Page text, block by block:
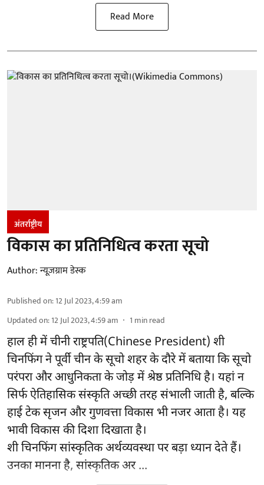
Read More
अंतर्राष्ट्रीय
विकास का प्रतिनिधित्व करता सूचो
Author:न्यूज़ग्राम डेस्क
Published on:12 Jul 2023, 4:59 am
Updated on:12 Jul 2023, 4:59 am 1 min read
हाल ही में चीनी राष्ट्रपति(Chinese President) शी
चिनफिंग ने पूर्वी चीन के सूचो शहर के दौरे में बताया कि सूचो
परंपरा और आधुनिकता के जोड़ में श्रेष्ठ प्रतिनिधि है। यहां न
सिर्फ ऐतिहासिक संस्कृति अच्छी तरह संभाली जाती है, बल्कि
हाई टेक सृजन और गुणवत्ता विकास भी नजर आता है। यह
भावी विकास की दिशा दिखाता है।
शी चिनफिंग सांस्कृतिक अर्थव्यवस्था पर बड़ा ध्यान देते हैं।
उनका मानना है, सांस्कृतिक अर ...